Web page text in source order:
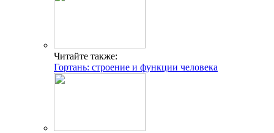
Читайте также:
Гортань: строение и функции человека